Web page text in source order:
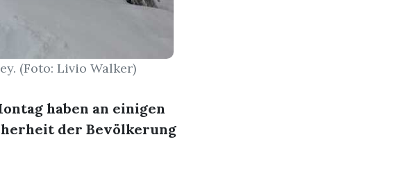
(Foto: Livio Walker)
haben an einigen
der Bevölkerung